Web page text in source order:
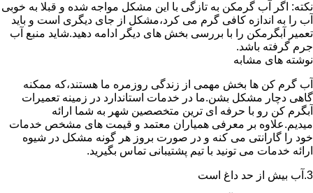
نکته: اگر آب گرمکن به تازگی با این مشکل مواجه شده و قبلا به خوبی
آب را به اندازه کافی گرم می کرد،مشکل از جای دیگری است و باید
تعمیر آبگرمکن را با بررسی بخش های دیگر ادامه دهید.شاید منبع آب
جرم گرفته باشد.
نوشته های مشابه
آب گرم کن ها بخش مهمی از زندگی روزمره ما هستند،که ممکنه
گاهی دچار مشکل بشن.ما در خدمات استاندارد در زمینه تعمیرات
آبگرم کن رو با حرفه ای ترین متخصصین شهر به شما ارائه
میدیم.علاوه بر معرفی همیاران معتمد و قیمت های مشخص خدمات
خود را گارانتی می کنه و در صورت بروز هر گونه مشکل در شیوه
ارائه خدمات می تونید با تیم پشتیبانی تماس بگیرید.
3.آب بیش از حد داغ است